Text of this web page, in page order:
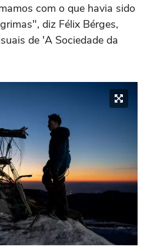
com o que havia sido
diz Félix Bérges,
de 'A Sociedade da